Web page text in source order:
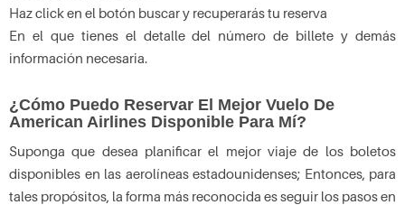
Haz click en el botón buscar y recuperarás tu reserva
En el que tienes el detalle del número de billete y demás
información necesaria.
¿Cómo Puedo Reservar El Mejor Vuelo De
American Airlines Disponible Para Mí?
Suponga que desea planificar el mejor viaje de los boletos
disponibles en las aerolíneas estadounidenses; Entonces, para
tales propósitos, la forma más reconocida es seguir los pasos en